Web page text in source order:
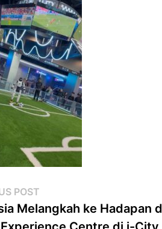
POST
post:
Melangkah ke Hadapan